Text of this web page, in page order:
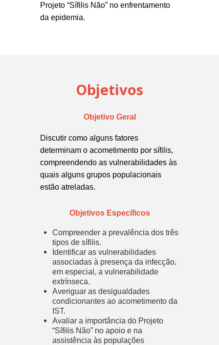
Projeto “Sífilis Não” no enfrentamento
da epidemia.
Objetivos
Objetivo Geral
Discutir como alguns fatores
determinam o acometimento por sífilis,
compreendendo as vulnerabilidades às
quais alguns grupos populacionais
estão atreladas.
Objetivos Específicos
Compreender a prevalência dos três
tipos de sífilis.
Identificar as vulnerabilidades
associadas à presença da infecção,
em especial, a vulnerabilidade
extrínseca.
Averiguar as desigualdades
condicionantes ao acometimento da
IST.
Avaliar a importância do Projeto
“Sífilis Não” no apoio e na
assistência às populações